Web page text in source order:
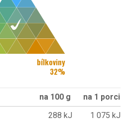
bílkoviny
32%
na 100 g
na 1 porci
288 kJ
1 075 kJ